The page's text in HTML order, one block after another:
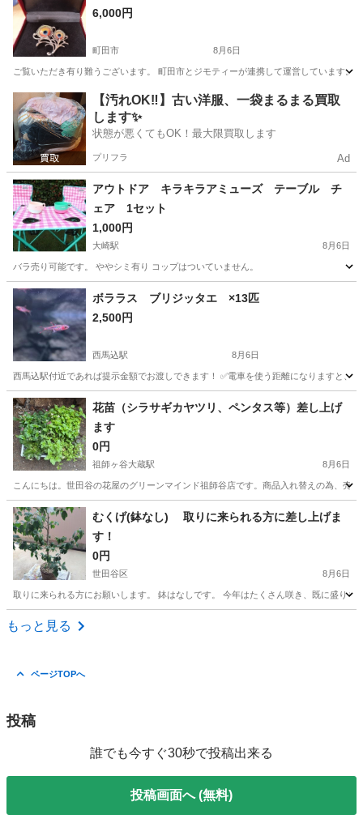
6,000円
町田市 8月6日
ご覧いただき有り難うございます。 町田市とジモティーが連携して運営しています
東京 町田市 その他 リユース
【汚れOK‼️】古い洋服、一袋まるまる買取
します✨
状態が悪くてもOK！最大限買取します
プリフラ Ad
アウトドア キラキラアミューズ テーブル チ
ェア 1セット
1,000円
大崎駅 8月6日
バラ売り可能です。 ややシミ有り コップはついていません。
東京 品川区 大崎駅 その他
ボララス ブリジッタエ ×13匹
2,500円
西馬込駅 8月6日
西馬込駅付近であれば提示金額でお渡しできます！ ✅電車を使う距離になりますと、
東京 大田区 西馬込駅 その他 電車
花苗（シラサギカヤツリ、ペンタス等）差し上げ
ます
0円
祖師ヶ谷大蔵駅 8月6日
こんにちは。世田谷の花屋のグリーンマインド祖師谷店です。商品入れ替えの為、売
東京 世田谷区 祖師ヶ谷大蔵駅 その他 花苗
むくげ(鉢なし) 取りに来られる方に差し上げま
す！
0円
世田谷区 8月6日
取りに来られる方にお願いします。 鉢はなしです。 今年はたくさん咲き、既に盛りを
東京 世田谷区
もっと見る
ページTOPへ
投稿
誰でも今すぐ30秒で投稿出来る
投稿画面へ (無料)